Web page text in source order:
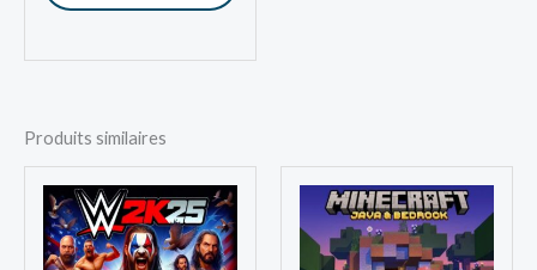
Produits similaires